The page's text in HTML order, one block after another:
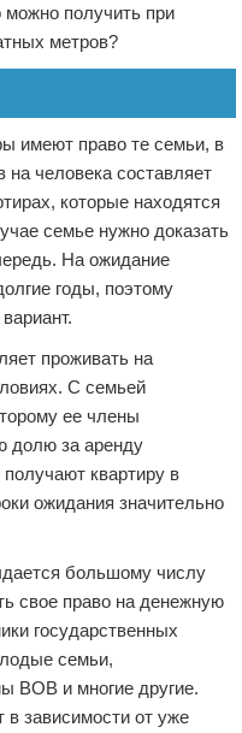
можно получить при
метров?
имеют право те семьи, в
человека составляет
которые находятся
семье нужно доказать
На ожидание
годы, поэтому
проживать на
С семьей
ее члены
долю за аренду
квартиру в
ожидания значительно
большому числу
свое право на денежную
государственных
семьи,
ВОВ и многие другие.
зависимости от уже